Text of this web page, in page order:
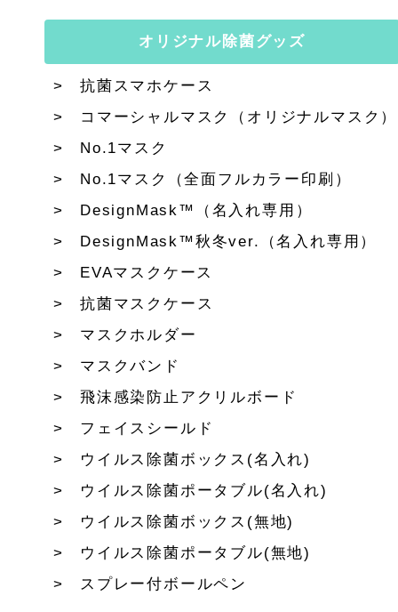
オリジナル除菌グッズ
抗菌スマホケース
コマーシャルマスク（オリジナルマスク）
No.1マスク
No.1マスク（全面フルカラー印刷）
DesignMask™（名入れ専用）
DesignMask™秋冬ver.（名入れ専用）
EVAマスクケース
抗菌マスクケース
マスクホルダー
マスクバンド
飛沫感染防止アクリルボード
フェイスシールド
ウイルス除菌ボックス(名入れ)
ウイルス除菌ポータブル(名入れ)
ウイルス除菌ボックス(無地)
ウイルス除菌ポータブル(無地)
スプレー付ボールペン